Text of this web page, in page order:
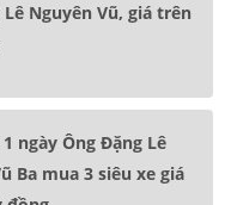
Nguyên Vũ, giá trên
ngày Ông Đặng Lê
Ba mua 3 siêu xe giá